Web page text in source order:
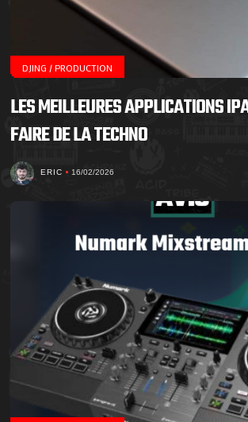
DJING / PRODUCTION
LES MEILLEURES APPLICATIONS
FAIRE DE LA TECHNO
ERIC 16/02/2026